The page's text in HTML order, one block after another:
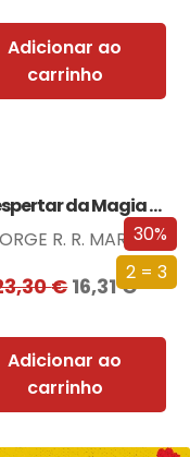
Adicionar ao
carrinho
30%
2 = 3
O Despertar da Magia (Edição especial limitada)
R. R. MARTIN
€16,31€
Adicionar ao
carrinho